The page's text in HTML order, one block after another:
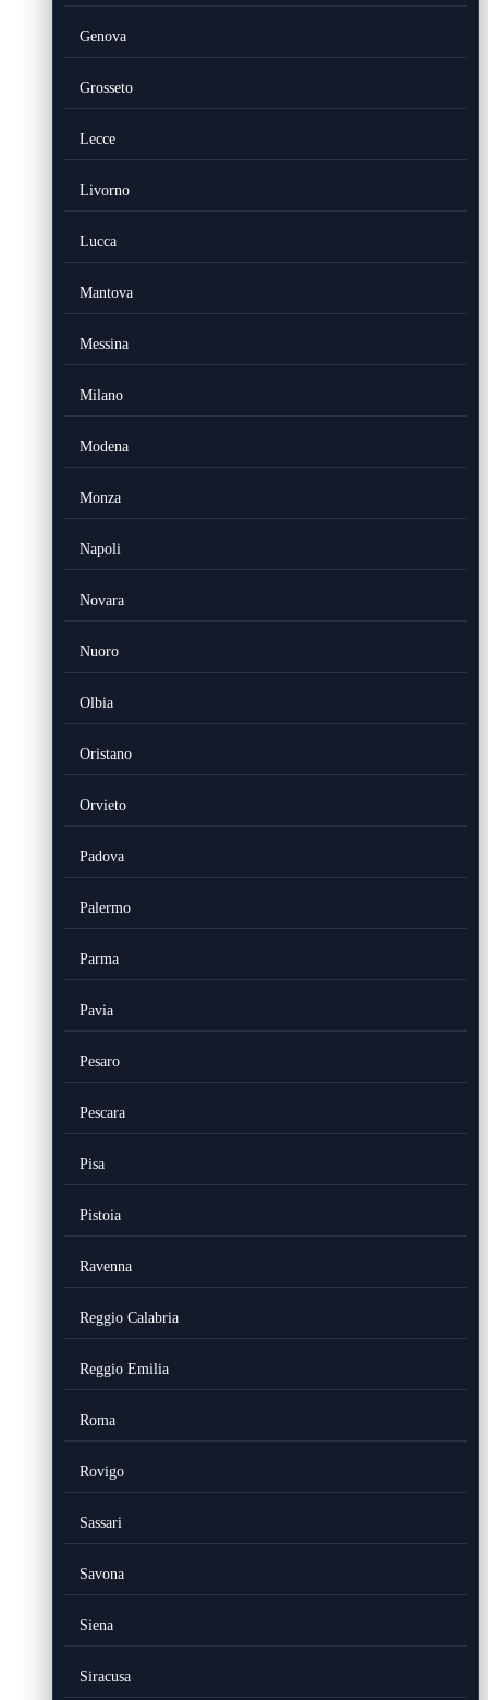
Genova
Grosseto
Lecce
Livorno
Lucca
Mantova
Messina
Milano
Modena
Monza
Napoli
Novara
Nuoro
Olbia
Oristano
Orvieto
Padova
Palermo
Parma
Pavia
Pesaro
Pescara
Pisa
Pistoia
Ravenna
Reggio Calabria
Reggio Emilia
Roma
Rovigo
Sassari
Savona
Siena
Siracusa